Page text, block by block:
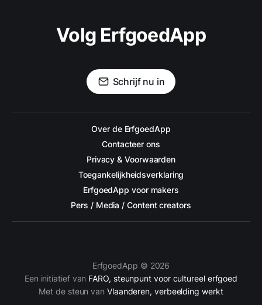
Volg ErfgoedApp
Schrijf nu in
Over de ErfgoedApp
Contacteer ons
Privacy & Voorwaarden
Toegankelijkheidsverklaring
ErfgoedApp voor makers
Pers / Media / Content creators
ErfgoedApp © 2026
Een initiatief van FARO, steunpunt voor cultureel erfgoed
Met de steun van Vlaanderen, verbeelding werkt